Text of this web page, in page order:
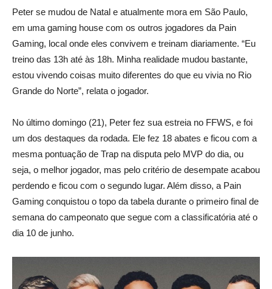
Peter se mudou de Natal e atualmente mora em São Paulo,
em uma gaming house com os outros jogadores da Pain
Gaming, local onde eles convivem e treinam diariamente. “Eu
treino das 13h até às 18h. Minha realidade mudou bastante,
estou vivendo coisas muito diferentes do que eu vivia no Rio
Grande do Norte”, relata o jogador.
No último domingo (21), Peter fez sua estreia no FFWS, e foi
um dos destaques da rodada. Ele fez 18 abates e ficou com a
mesma pontuação de Trap na disputa pelo MVP do dia, ou
seja, o melhor jogador, mas pelo critério de desempate acabou
perdendo e ficou com o segundo lugar. Além disso, a Pain
Gaming conquistou o topo da tabela durante o primeiro final de
semana do campeonato que segue com a classificatória até o
dia 10 de junho.